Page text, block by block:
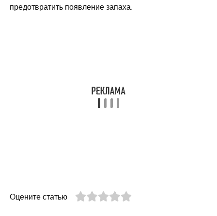
предотвратить появление запаха.
Оцените статью